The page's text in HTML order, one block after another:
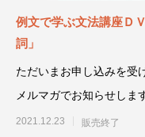
例文で学ぶ文法講座Ｄ
詞」
ただいまお申し込みを受
メルマガでお知らせし
詞のIN
2021.12.23 販売終了